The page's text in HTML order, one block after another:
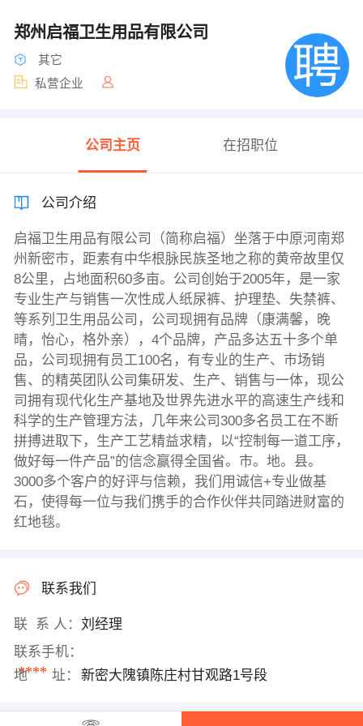
郑州启福卫生用品有限公司
其它
私营企业
公司主页 在招职位
公司介绍
启福卫生用品有限公司（简称启福）坐落于中原河南郑
州新密市，距素有中华根脉民族圣地之称的黄帝故里仅
8公里，占地面积60多亩。公司创始于2005年，是一家
专业生产与销售一次性成人纸尿裤、护理垫、失禁裤、
等系列卫生用品公司，公司现拥有品牌（康满馨，晚
晴，怡心，格外亲），4个品牌，产品多达五十多个单
品，公司现拥有员工100名，有专业的生产、市场销
售、的精英团队公司集研发、生产、销售与一体，现公
司拥有现代化生产基地及世界先进水平的高速生产线和
科学的生产管理方法，几年来公司300多名员工在不断
拼搏进取下，生产工艺精益求精，以“控制每一道工序，
做好每一件产品”的信念赢得全国省。市。地。县。
3000多个客户的好评与信赖，我们用诚信+专业做基
石，使得每一位与我们携手的合作伙伴共同踏进财富的
红地毯。
联系我们
联 系 人： 刘经理
联系手机：
****
地 址： 新密大隗镇陈庄村甘观路1号段